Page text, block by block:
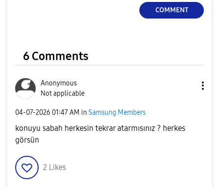
COMMENT
6 Comments
Anonymous
Not applicable
‎04-07-2026 01:47 AM in Samsung Members
konuyu sabah herkesin tekrar atarmısınız ? herkes
görsün
2 Likes